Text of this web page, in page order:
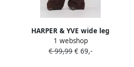
HARPER & YVE wide leg
regular waist broek bruin
1 webshop
€ 99,99 € 69,-